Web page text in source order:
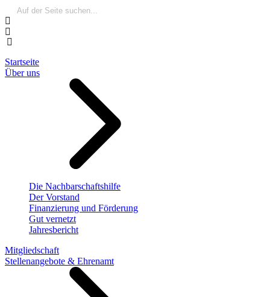
Startseite
Über uns
Die Nachbarschaftshilfe
Der Vorstand
Finanzierung und Förderung
Gut vernetzt
Jahresbericht
Mitgliedschaft
Stellenangebote & Ehrenamt